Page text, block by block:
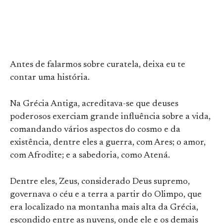
Antes de falarmos sobre curatela, deixa eu te
contar uma história.
Na Grécia Antiga, acreditava-se que deuses
poderosos exerciam grande influência sobre a vida,
comandando vários aspectos do cosmo e da
existência, dentre eles a guerra, com Ares; o amor,
com Afrodite; e a sabedoria, como Atená.
Dentre eles, Zeus, considerado Deus supremo,
governava o céu e a terra a partir do Olimpo, que
era localizado na montanha mais alta da Grécia,
escondido entre as nuvens, onde ele e os demais